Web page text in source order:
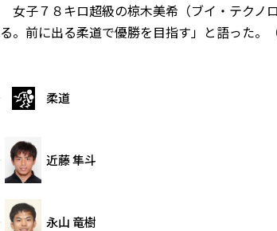
女子７８キロ超級の椋木美希（ブイ・テクノ
る。前に出る柔道で優勝を目指す」と語った。（
柔道
近藤 隼斗
永山 竜樹